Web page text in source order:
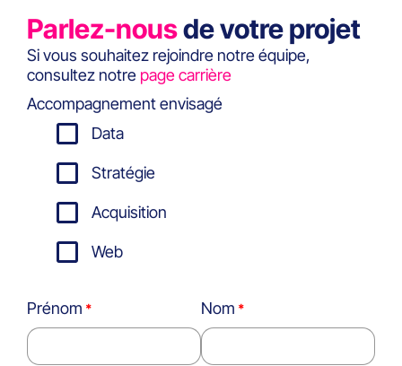
Parlez-nousde votre projet
Si vous souhaitez rejoindre notre équipe,
consultez notre page carrière
Accompagnement envisagé
Data
Stratégie
Acquisition
Web
Prénom Nom